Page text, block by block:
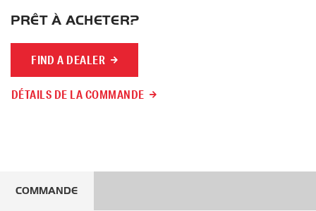
PRÊT À ACHETER?
FIND A DEALER
DÉTAILS DE LA COMMANDE
COMMANDE